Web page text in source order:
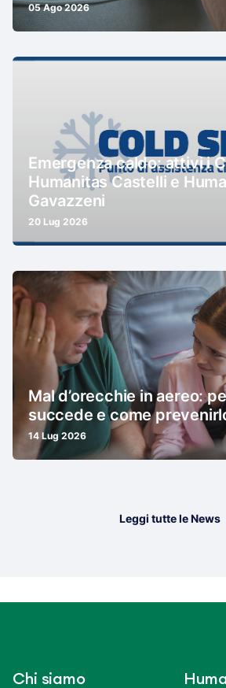
05 Ago 2026
Emergenza caldo: attivi i
Humanitas Castelli e
Gavazzeni
20 Lug 2026
Mal d’orecchie in aereo:
succede e come
14 Lug 2026
Leggi tutte le News
Chi siamo